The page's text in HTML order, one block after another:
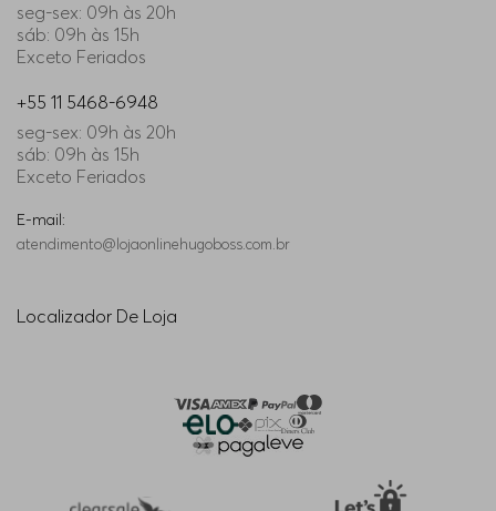
seg-sex: 09h às 20h
sáb: 09h às 15h
Exceto Feriados
+55 11 5468-6948
seg-sex: 09h às 20h
sáb: 09h às 15h
Exceto Feriados
E-mail:
atendimento@lojaonlinehugoboss.com.br
Localizador De Loja